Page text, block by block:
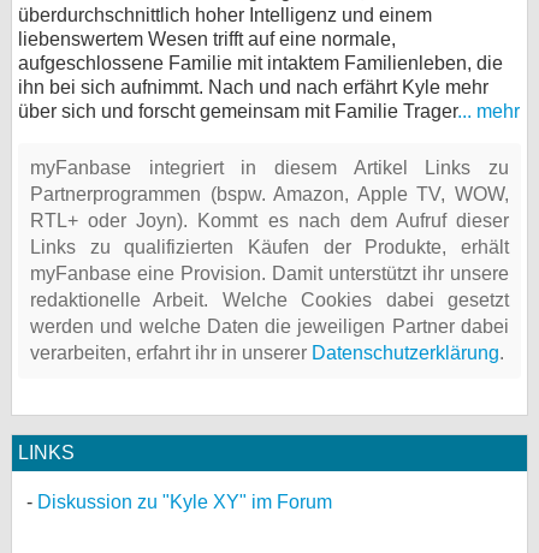
überdurchschnittlich hoher Intelligenz und einem
liebenswertem Wesen trifft auf eine normale,
aufgeschlossene Familie mit intaktem Familienleben, die
ihn bei sich aufnimmt. Nach und nach erfährt Kyle mehr
über sich und forscht gemeinsam mit Familie Trager... mehr
myFanbase integriert in diesem Artikel Links zu
Partnerprogrammen (bspw. Amazon, Apple TV, WOW,
RTL+ oder Joyn). Kommt es nach dem Aufruf dieser
Links zu qualifizierten Käufen der Produkte, erhält
myFanbase eine Provision. Damit unterstützt ihr unsere
redaktionelle Arbeit. Welche Cookies dabei gesetzt
werden und welche Daten die jeweiligen Partner dabei
verarbeiten, erfahrt ihr in unserer Datenschutzerklärung.
LINKS
Diskussion zu "Kyle XY" im Forum